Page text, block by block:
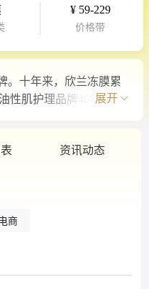
¥ 59-229
价格带
。十年来，欣兰冻膜累
性肌护理品牌40年，自
展开
资讯动态
电商